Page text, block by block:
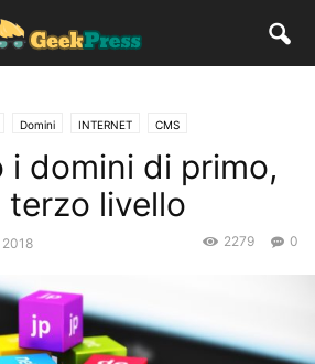
Domini INTERNET CMS
i domini di primo,
livello
2018 0
2279